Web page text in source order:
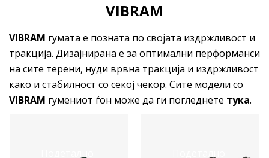
VIBRAM
VIBRAM гумата е позната по својата издржливост и
тракција. Дизајнирана е за оптимални перформанси
на сите терени, нуди врвна тракција и издржливост
како и стабилност со секој чекор. Сите модели со
VIBRAM гумениот ѓон може да ги погледнете тука.